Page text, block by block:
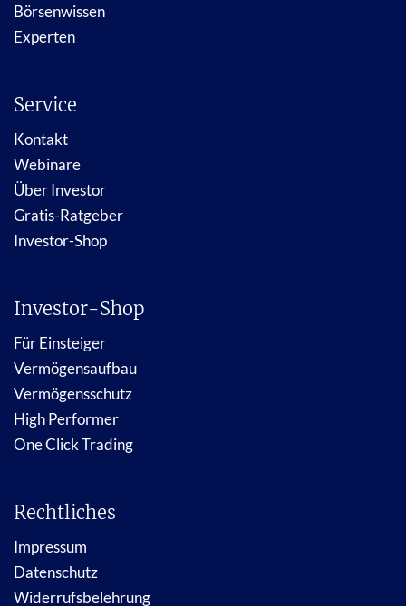
Börsenwissen
Experten
Service
Kontakt
Webinare
Über Investor
Gratis-Ratgeber
Investor-Shop
Investor-Shop
Für Einsteiger
Vermögensaufbau
Vermögensschutz
High Performer
One Click Trading
Rechtliches
Impressum
Datenschutz
Widerrufsbelehrung